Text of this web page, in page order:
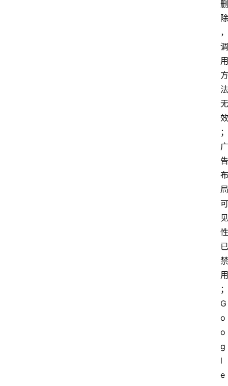
删
除
，
调
用
方
法
无
效
；
广
告
布
局
可
见
性
已
禁
用
；
G
o
o
g
l
e